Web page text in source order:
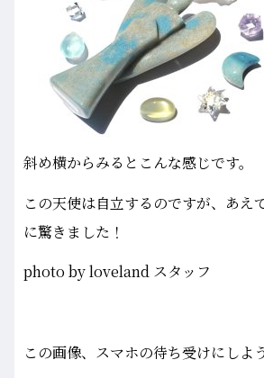
斜め横からみるとこんな感じです。
この天使は自立するのですが、あえ
に驚きました！
photo by loveland スタッフ
この画像、スマホの待ち受けにしよ